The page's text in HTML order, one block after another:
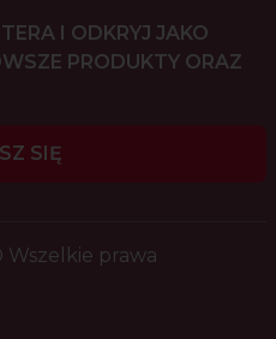
I ODKRYJ JAKO
PRODUKTY ORAZ
SIĘ
prawa